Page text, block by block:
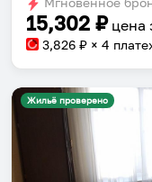
15,302 ₽ цена
3,826 ₽ × 4
Жильё проверено